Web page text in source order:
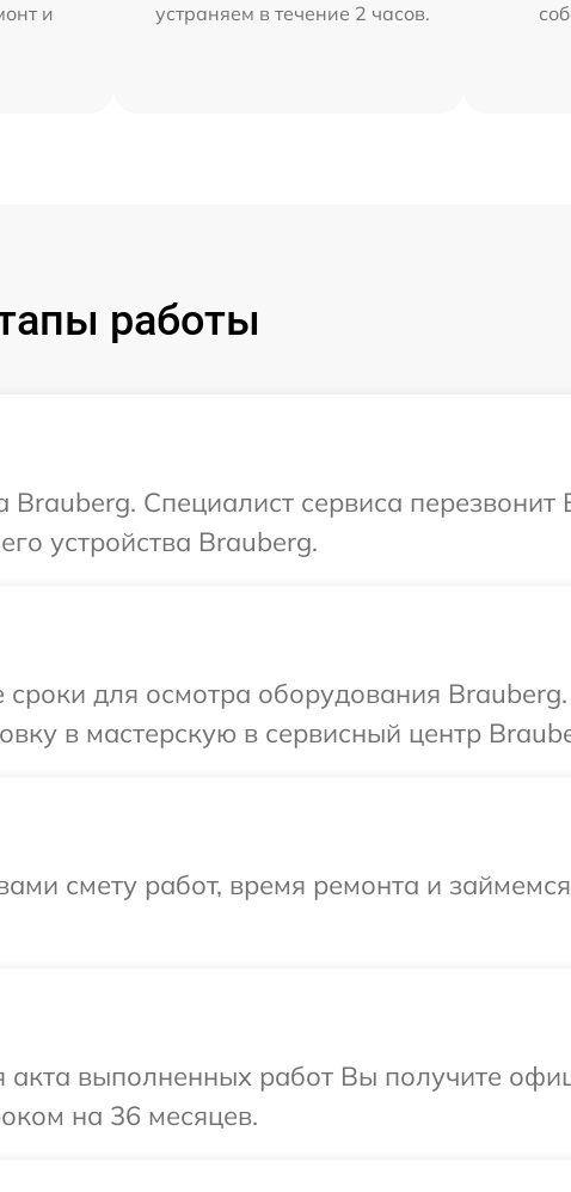
и
устраняем в течение 2 часов.
работы
Brauberg. Специалист сервиса перезвонит
устройства Brauberg.
для осмотра оборудования
в мастерскую в сервисный центр
смету работ, время ремонта и
акта выполненных работ Вы получите
на 36 месяцев.